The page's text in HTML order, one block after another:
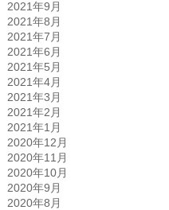
2021年9月
2021年8月
2021年7月
2021年6月
2021年5月
2021年4月
2021年3月
2021年2月
2021年1月
2020年12月
2020年11月
2020年10月
2020年9月
2020年8月